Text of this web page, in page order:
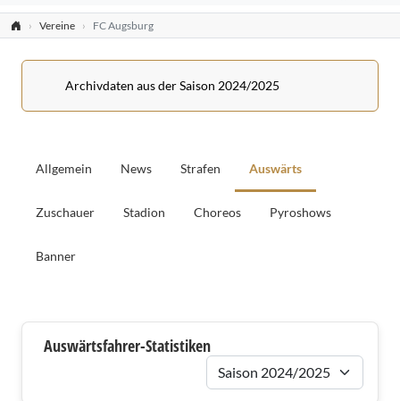
Vereine FC Augsburg
Archivdaten aus der Saison 2024/2025
Allgemein News Strafen Auswärts
Zuschauer Stadion Choreos Pyroshows
Banner
Auswärtsfahrer
Auswärtsfahrer-Statistiken